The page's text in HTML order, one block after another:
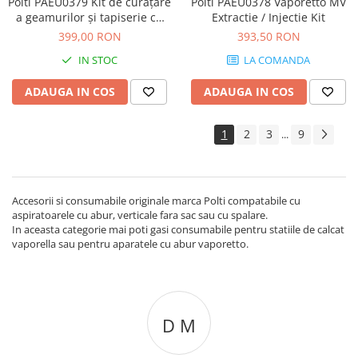
a geamurilor și tapiserie cu
aspirație și abur pentru
399,00 RON
IN STOC
ADAUGA IN COS
Extractie / Injectie Kit
393,50 RON
LA COMANDA
ADAUGA IN COS
1 2 3 ... 9
Accesorii si consumabile originale marca Polti compatabile cu
aspiratoarele cu abur, verticale fara sac sau cu spalare.
In aceasta categorie mai poti gasi consumabile pentru statiile de calcat
vaporella sau pentru aparatele cu abur vaporetto.
D M